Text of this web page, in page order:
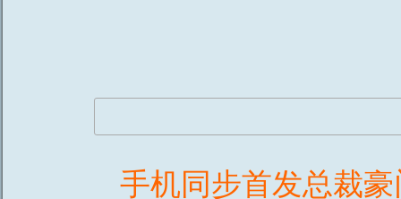
手机同步首发总裁